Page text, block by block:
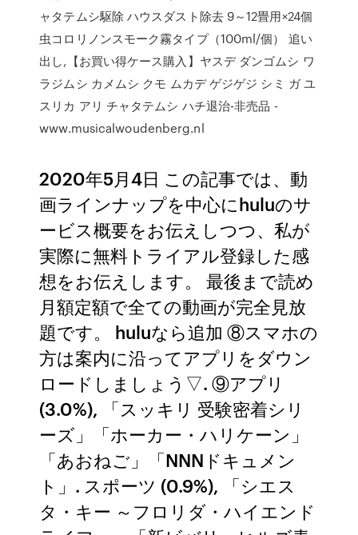
ャタテムシ駆除 ハウスダスト除去 9～12畳用×24個
虫コロリノンスモーク霧タイプ（100ml/個） 追い
出し,【お買い得ケース購入】ヤスデ ダンゴムシ ワ
ラジムシ カメムシ クモ ムカデ ゲジゲジ シミ ガ ユ
スリカ アリ チャタテムシ ハチ退治-非売品 -
www.musicalwoudenberg.nl
2020年5月4日 この記事では、動
画ラインナップを中心にhuluのサ
ービス概要をお伝えしつつ、私が
実際に無料トライアル登録した感
想をお伝えします。 最後まで読め
月額定額で全ての動画が完全見放
題です。 huluなら追加 ⑧スマホの
方は案内に沿ってアプリをダウン
ロードしましょう▽. ⑨アプリ
(3.0%), 「スッキリ 受験密着シリ
ーズ」「ホーカー・ハリケーン」
「あおねご」「NNNドキュメン
ト」. スポーツ (0.9%), 「シエス
タ・キー ～フロリダ・ハイエンド